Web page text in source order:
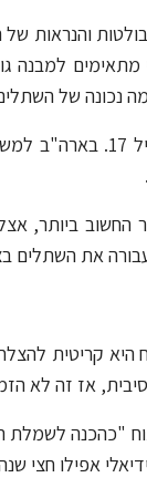
והנראות
למבנה
נכונה של
החשוב ביותר,
את השתלים
קריטית
אז זה לא
"כהכנה
אפילו חצי